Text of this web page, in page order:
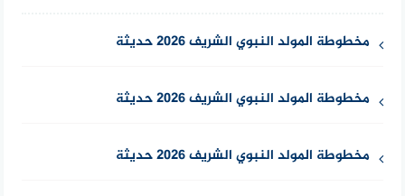
مخطوطة المولد النبوي الشريف 2026 حديثة
مخطوطة المولد النبوي الشريف 2026 حديثة
مخطوطة المولد النبوي الشريف 2026 حديثة